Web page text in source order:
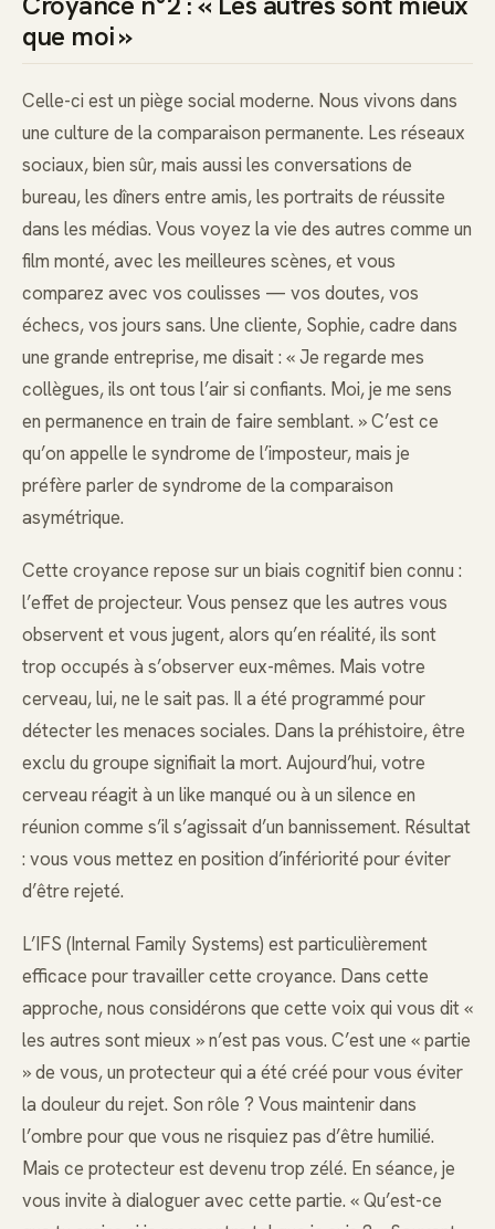
que moi »
Celle-ci est un piège social moderne. Nous vivons dans
une culture de la comparaison permanente. Les réseaux
sociaux, bien sûr, mais aussi les conversations de
bureau, les dîners entre amis, les portraits de réussite
dans les médias. Vous voyez la vie des autres comme un
film monté, avec les meilleures scènes, et vous
comparez avec vos coulisses — vos doutes, vos
échecs, vos jours sans. Une cliente, Sophie, cadre dans
une grande entreprise, me disait : « Je regarde mes
collègues, ils ont tous l’air si confiants. Moi, je me sens
en permanence en train de faire semblant. » C’est ce
qu’on appelle le syndrome de l’imposteur, mais je
préfère parler de syndrome de la comparaison
asymétrique.
Cette croyance repose sur un biais cognitif bien connu :
l’effet de projecteur. Vous pensez que les autres vous
observent et vous jugent, alors qu’en réalité, ils sont
trop occupés à s’observer eux-mêmes. Mais votre
cerveau, lui, ne le sait pas. Il a été programmé pour
détecter les menaces sociales. Dans la préhistoire, être
exclu du groupe signifiait la mort. Aujourd’hui, votre
cerveau réagit à un like manqué ou à un silence en
réunion comme s’il s’agissait d’un bannissement. Résultat
: vous vous mettez en position d’infériorité pour éviter
d’être rejeté.
L’IFS (Internal Family Systems) est particulièrement
efficace pour travailler cette croyance. Dans cette
approche, nous considérons que cette voix qui vous dit «
les autres sont mieux » n’est pas vous. C’est une « partie
» de vous, un protecteur qui a été créé pour vous éviter
la douleur du rejet. Son rôle ? Vous maintenir dans
l’ombre pour que vous ne risquiez pas d’être humilié.
Mais ce protecteur est devenu trop zélé. En séance, je
vous invite à dialoguer avec cette partie. « Qu’est-ce